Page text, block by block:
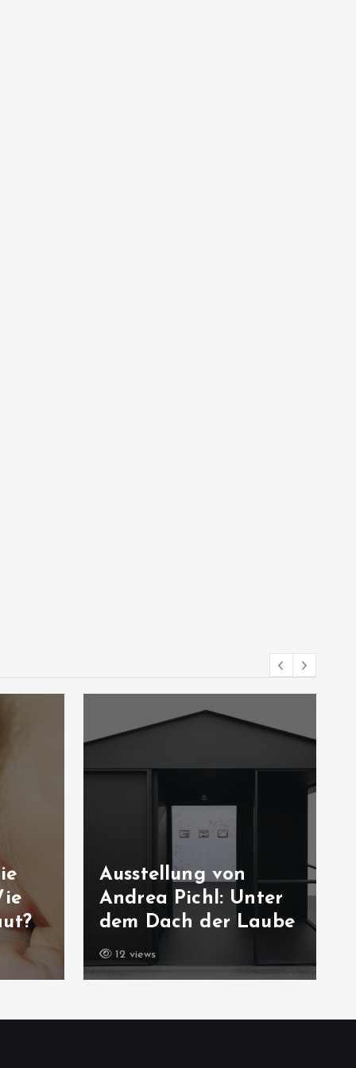
Ausstellung von
Andrea Pichl: Unter
dem Dach der Laube
12 views